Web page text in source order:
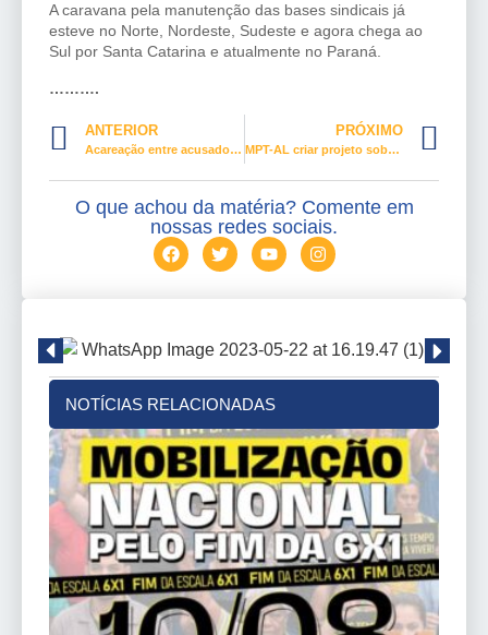
A caravana pela manutenção das bases sindicais já
esteve no Norte, Nordeste, Sudeste e agora chega ao
Sul por Santa Catarina e atualmente no Paraná.
……….
ANTERIOR
Acareação entre acusado e vítima, proibida na violência contra mulher
PRÓXIMO
MPT-AL criar projeto sobre Saúde e Segurança do Trabalho em condomínios
O que achou da matéria? Comente em
nossas redes sociais.
NOTÍCIAS RELACIONADAS